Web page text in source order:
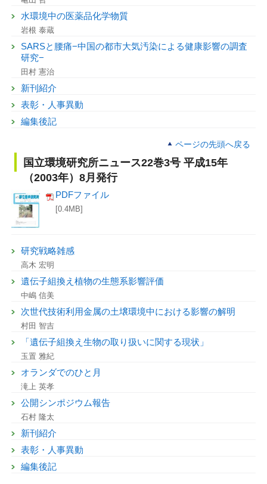
水環境中の医薬品化学物質
岩根 泰蔵
SARSと腰痛−中国の都市大気汚染による健康影響の調査
研究−
田村 憲治
新刊紹介
表彰・人事異動
編集後記
ページの先頭へ戻る
国立環境研究所ニュース22巻3号 平成15年
（2003年）8月発行
PDFファイル
[0.4MB]
研究戦略雑感
高木 宏明
遺伝子組換え植物の生態系影響評価
中嶋 信美
次世代技術利用金属の土壌環境中における影響の解明
村田 智吉
「遺伝子組換え生物の取り扱いに関する現状」
玉置 雅紀
オランダでのひと月
滝上 英孝
公開シンポジウム報告
石村 隆太
新刊紹介
表彰・人事異動
編集後記